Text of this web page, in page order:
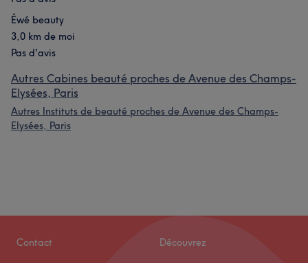
Éwé beauty
3,0 km de moi
Pas d'avis
Autres Cabines beauté proches de Avenue des Champs-
Elysées, Paris
Autres Instituts de beauté proches de Avenue des Champs-
Elysées, Paris
Contact Découvrez